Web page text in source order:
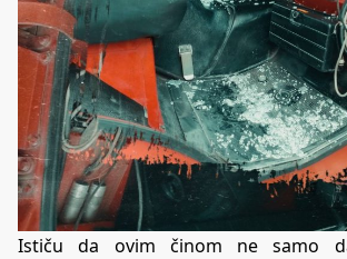
Ističu da ovim činom ne samo